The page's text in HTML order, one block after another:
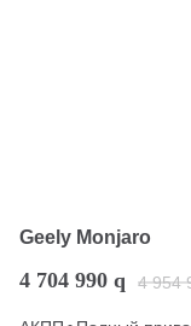
Geely Monjaro
4 704 990 q 4 954